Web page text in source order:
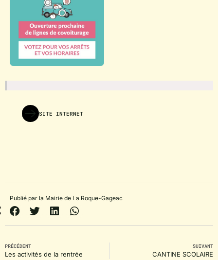
SITE INTERNET
Publié par la Mairie de La Roque-Gageac
PRÉCÉDENT
Les activités de la rentrée
SUIVANT
CANTINE SCOLAIRE